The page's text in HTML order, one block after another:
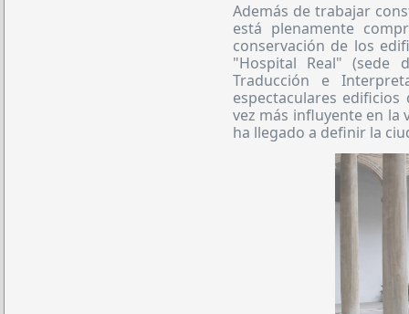
Además de trabajar
está plenamente
conservación de los
"Hospital Real" (sede
Traducción e
espectaculares
vez más influyente en la
ha llegado a definir la